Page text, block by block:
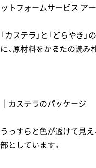
ットフォームサービス ア
「カステラ」と「どらやき
に、原材料をかるたの読み
｜カステラのパッケージ
うっすらと色が透けて見
部としています。